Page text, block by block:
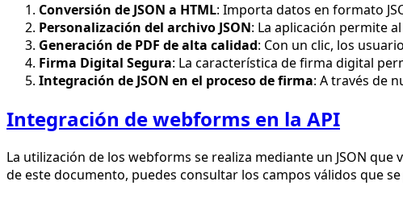
Conversión de JSON a HTML: Importa datos en formato
Personalización del archivo JSON: La aplicación permite
Generación de PDF de alta calidad: Con un clic, los
Firma Digital Segura: La característica de firma digital
Integración de JSON en el proceso de firma: A través de
Integración de webforms en la API
La utilización de los webforms se realiza mediante un JSON
de este documento, puedes consultar los campos válidos que